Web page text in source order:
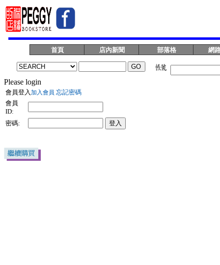
Please login
會員登入加入會員 忘記密碼
會員
ID:
密碼:
首頁 店內新聞 部落格 網